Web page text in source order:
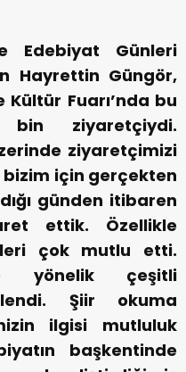
Edebiyat Günleri
Hayrettin Güngör,
Fuarı’nda bu
ziyaretçiydi.
ziyaretçimizi
bizim için gerçekten
günden itibaren
ettik. Özellikle
çok mutlu etti.
yönelik çeşitli
Şiir okuma
ilgisi mutluluk
başkentinde